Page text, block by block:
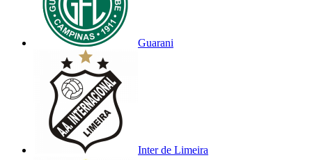
Guarani
Inter de Limeira